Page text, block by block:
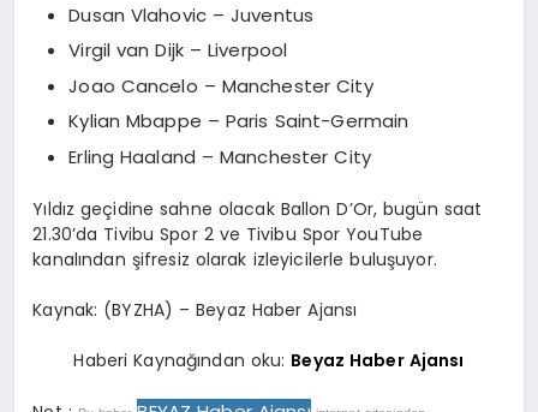
Dusan Vlahovic – Juventus
Virgil van Dijk – Liverpool
Joao Cancelo – Manchester City
Kylian Mbappe – Paris Saint-Germain
Erling Haaland – Manchester City
Yıldız geçidine sahne olacak Ballon D’Or, bugün saat
21.30’da Tivibu Spor 2 ve Tivibu Spor YouTube
kanalından şifresiz olarak izleyicilerle buluşuyor.
Kaynak: (BYZHA) – Beyaz Haber Ajansı
Haberi Kaynağından oku: Beyaz Haber Ajansı